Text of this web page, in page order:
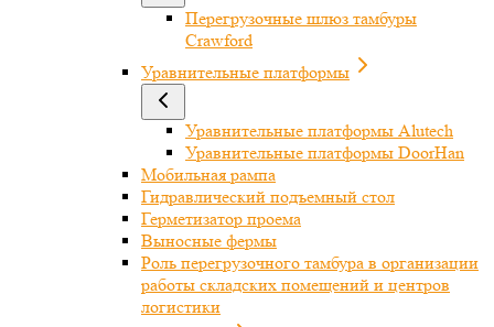
Перегрузочные шлюз тамбуры
Crawford
Уравнительные платформы
Уравнительные платформы Alutech
Уравнительные платформы DoorHan
Мобильная рампа
Гидравлический подъемный стол
Герметизатор проема
Выносные фермы
Роль перегрузочного тамбура в организации
работы складских помещений и центров
логистики